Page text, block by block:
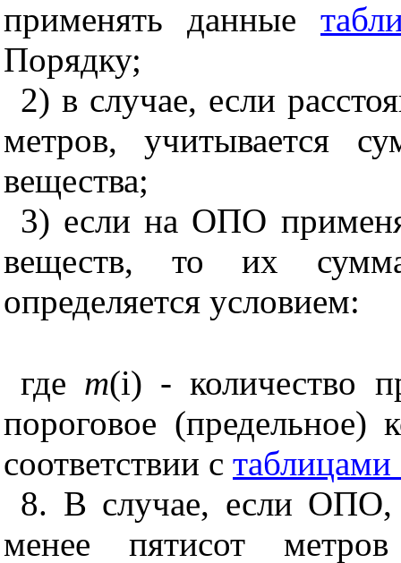
применять данные
Порядку;
2) в случае, если
метров, учитывается
вещества;
3) если на ОПО
веществ, то их
определяется условием:
где m(i) - количество
пороговое (предельное)
соответствии с таблицами
8. В случае, если ОПО,
менее пятисот